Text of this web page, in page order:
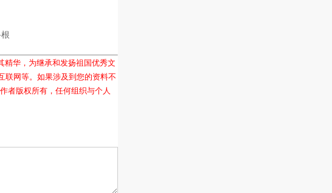
精华，为继承和发扬祖国优秀文
联网等。如果涉及到您的资料不
者版权所有，任何组织与个人